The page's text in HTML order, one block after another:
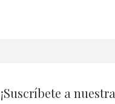
¡Suscríbete a nuestra